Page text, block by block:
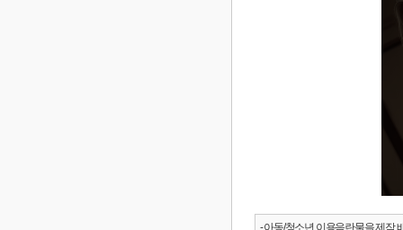
- 아동/청소년 이용음란물을 제작.